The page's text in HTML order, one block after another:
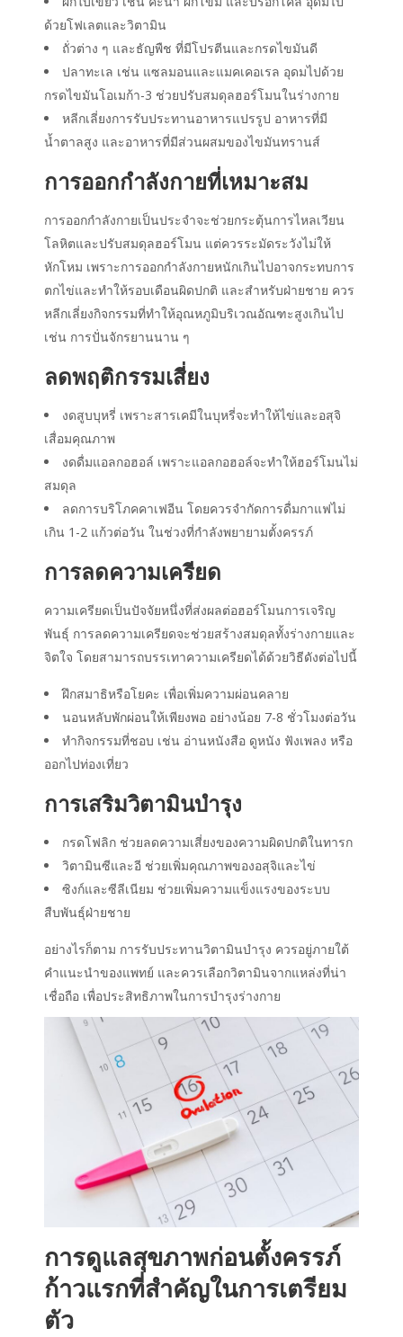
ด้วยโฟเลตและวิตามิน
ถั่วต่าง ๆ และธัญพืช ที่มีโปรตีนและกรดไขมันดี
ปลาทะเล เช่น แซลมอนและแมคเคอเรล อุดมไปด้วย
กรดไขมันโอเมก้า-3 ช่วยปรับสมดุลฮอร์โมนในร่างกาย
หลีกเลี่ยงการรับประทานอาหารแปรรูป อาหารที่มี
น้ำตาลสูง และอาหารที่มีส่วนผสมของไขมันทรานส์
การออกกำลังกายที่เหมาะสม
การออกกำลังกายเป็นประจำจะช่วยกระตุ้นการไหลเวียน
โลหิตและปรับสมดุลฮอร์โมน แต่ควรระมัดระวังไม่ให้
หักโหม เพราะการออกกำลังกายหนักเกินไปอาจกระทบการ
ตกไข่และทำให้รอบเดือนผิดปกติ และสำหรับฝ่ายชาย ควร
หลีกเลี่ยงกิจกรรมที่ทำให้อุณหภูมิบริเวณอัณฑะสูงเกินไป
เช่น การปั่นจักรยานนาน ๆ
ลดพฤติกรรมเสี่ยง
งดสูบบุหรี่ เพราะสารเคมีในบุหรี่จะทำให้ไข่และอสุจิ
เสื่อมคุณภาพ
งดดื่มแอลกอฮอล์ เพราะแอลกอฮอล์จะทำให้ฮอร์โมนไม่
สมดุล
ลดการบริโภคคาเฟอีน โดยควรจำกัดการดื่มกาแฟไม่
เกิน 1-2 แก้วต่อวัน ในช่วงที่กำลังพยายามตั้งครรภ์
การลดความเครียด
ความเครียดเป็นปัจจัยหนึ่งที่ส่งผลต่อฮอร์โมนการเจริญ
พันธุ์ การลดความเครียดจะช่วยสร้างสมดุลทั้งร่างกายและ
จิตใจ โดยสามารถบรรเทาความเครียดได้ด้วยวิธีดังต่อไปนี้
ฝึกสมาธิหรือโยคะ เพื่อเพิ่มความผ่อนคลาย
นอนหลับพักผ่อนให้เพียงพอ อย่างน้อย 7-8 ชั่วโมงต่อวัน
ทำกิจกรรมที่ชอบ เช่น อ่านหนังสือ ดูหนัง ฟังเพลง หรือ
ออกไปท่องเที่ยว
การเสริมวิตามินบำรุง
กรดโฟลิก ช่วยลดความเสี่ยงของความผิดปกติในทารก
วิตามินซีและอี ช่วยเพิ่มคุณภาพของอสุจิและไข่
ซิงก์และซีลีเนียม ช่วยเพิ่มความแข็งแรงของระบบ
สืบพันธุ์ฝ่ายชาย
อย่างไรก็ตาม การรับประทานวิตามินบำรุง ควรอยู่ภายใต้
คำแนะนำของแพทย์ และควรเลือกวิตามินจากแหล่งที่น่า
เชื่อถือ เพื่อประสิทธิภาพในการบำรุงร่างกาย
การดูแลสุขภาพก่อนตั้งครรภ์
ก้าวแรกที่สำคัญในการเตรียม
ตัว